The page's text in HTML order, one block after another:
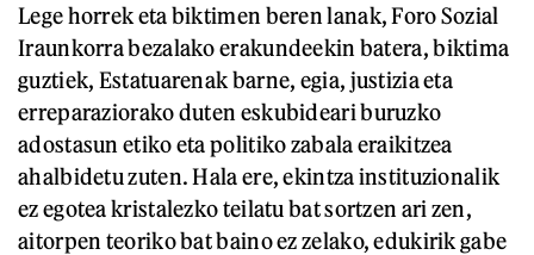
Lege horrek eta biktimen beren lanak, Foro Sozial
Iraunkorra bezalako erakundeekin batera, biktima
guztiek, Estatuarenak barne, egia, justizia eta
erreparaziorako duten eskubideari buruzko
adostasun etiko eta politiko zabala eraikitzea
ahalbidetu zuten. Hala ere, ekintza instituzionalik
ez egotea kristalezko teilatu bat sortzen ari zen,
aitorpen teoriko bat baino ez zelako, edukirik gabe